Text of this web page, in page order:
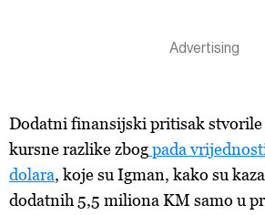
Dodatnifinansijski pritisak stvorile
kursne razlike zbogpada
dolara, koje su Igman, kako su
dodatnih 5,5 miliona KM samo u